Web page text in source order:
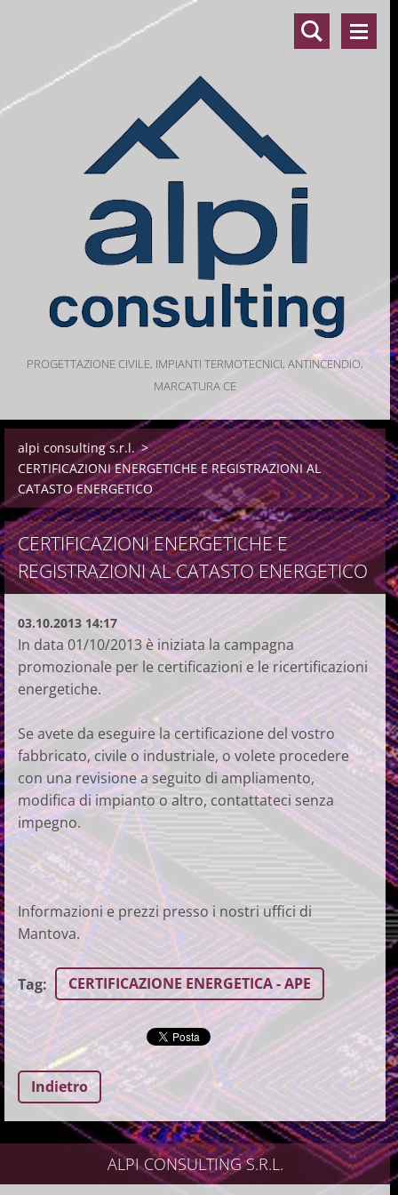
PROGETTAZIONE CIVILE, IMPIANTI TERMOTECNICI, ANTINCENDIO,
MARCATURA CE
alpi consulting s.r.l. >
CERTIFICAZIONI ENERGETICHE E REGISTRAZIONI AL
CATASTO ENERGETICO
CERTIFICAZIONI ENERGETICHE E
REGISTRAZIONI AL CATASTO ENERGETICO
03.10.2013 14:17
In data 01/10/2013 è iniziata la campagna
promozionale per le certificazioni e le ricertificazioni
energetiche.
Se avete da eseguire la certificazione del vostro
fabbricato, civile o industriale, o volete procedere
con una revisione a seguito di ampliamento,
modifica di impianto o altro, contattateci senza
impegno.
Informazioni e prezzi presso i nostri uffici di
Mantova.
Tag: CERTIFICAZIONE ENERGETICA - APE
Indietro
ALPI CONSULTING S.R.L.